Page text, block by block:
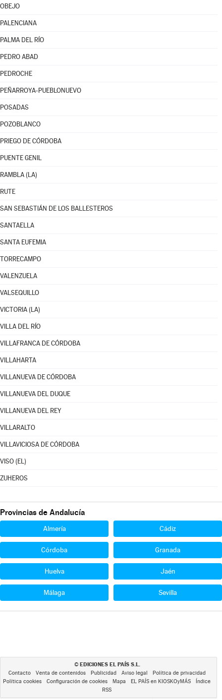
OBEJO
PALENCIANA
PALMA DEL RÍO
PEDRO ABAD
PEDROCHE
PEÑARROYA-PUEBLONUEVO
POSADAS
POZOBLANCO
PRIEGO DE CÓRDOBA
PUENTE GENIL
RAMBLA (LA)
RUTE
SAN SEBASTIÁN DE LOS BALLESTEROS
SANTAELLA
SANTA EUFEMIA
TORRECAMPO
VALENZUELA
VALSEQUILLO
VICTORIA (LA)
VILLA DEL RÍO
VILLAFRANCA DE CÓRDOBA
VILLAHARTA
VILLANUEVA DE CÓRDOBA
VILLANUEVA DEL DUQUE
VILLANUEVA DEL REY
VILLARALTO
VILLAVICIOSA DE CÓRDOBA
VISO (EL)
ZUHEROS
Provincias de Andalucía
Almería Cádiz
Córdoba Granada
Huelva Jaén
Málaga Sevilla
© EDICIONES EL PAÍS S.L.
Contacto Venta de contenidos Publicidad Aviso legal
Política de privacidad
Política cookies
Configuración de cookies Mapa EL PAÍS en KIOSKOyMÁS
Índice
RSS